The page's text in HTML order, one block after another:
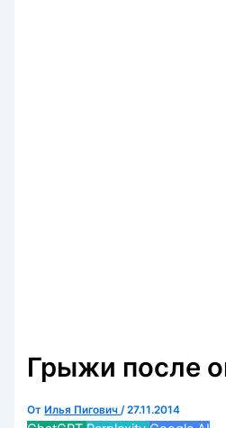
Грыжи после
От Илья Пигович/27.11.2014